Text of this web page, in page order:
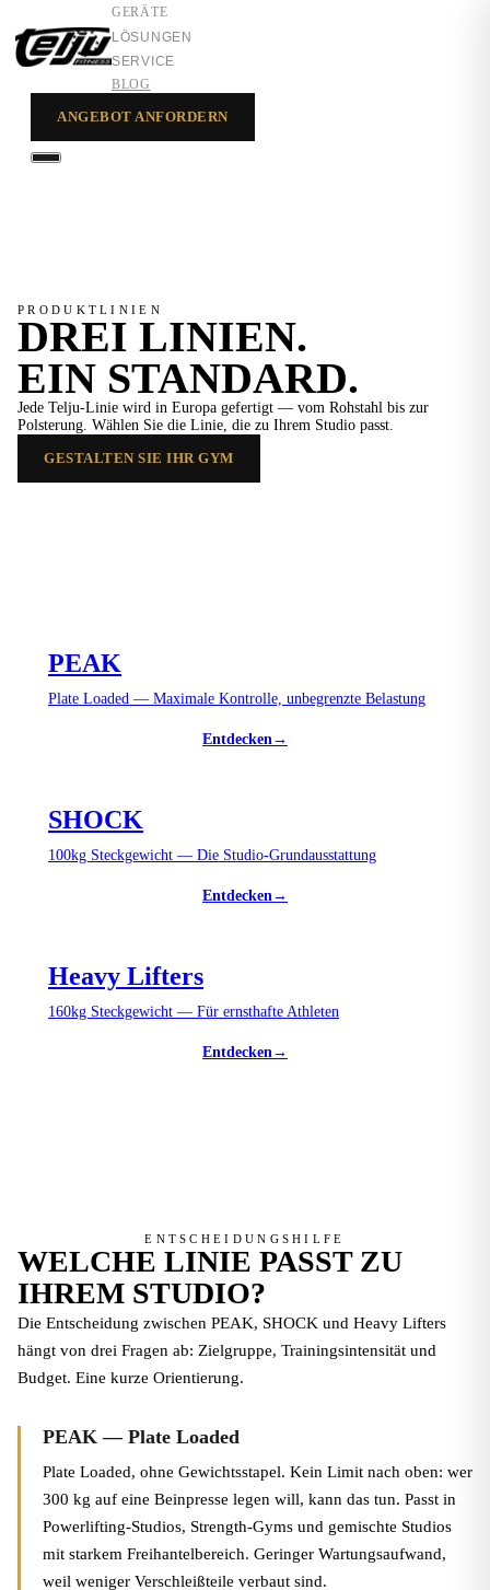
GERÄTE
LÖSUNGEN
SERVICE
BLOG
ANGEBOT ANFORDERN
PRODUKTLINIEN
DREI LINIEN.
EIN STANDARD.
Jede Telju-Linie wird in Europa gefertigt — vom Rohstahl bis zur
Polsterung. Wählen Sie die Linie, die zu Ihrem Studio passt.
GESTALTEN SIE IHR GYM
PEAK
Plate Loaded — Maximale Kontrolle, unbegrenzte Belastung
Entdecken→
SHOCK
100kg Steckgewicht — Die Studio-Grundausstattung
Entdecken→
Heavy Lifters
160kg Steckgewicht — Für ernsthafte Athleten
Entdecken→
ENTSCHEIDUNGSHILFE
WELCHE LINIE PASST ZU
IHREM STUDIO?
Die Entscheidung zwischen PEAK, SHOCK und Heavy Lifters
hängt von drei Fragen ab: Zielgruppe, Trainingsintensität und
Budget. Eine kurze Orientierung.
PEAK — Plate Loaded
Plate Loaded, ohne Gewichtsstapel. Kein Limit nach oben: wer
300 kg auf eine Beinpresse legen will, kann das tun. Passt in
Powerlifting-Studios, Strength-Gyms und gemischte Studios
mit starkem Freihantelbereich. Geringer Wartungsaufwand,
weil weniger Verschleißteile verbaut sind.